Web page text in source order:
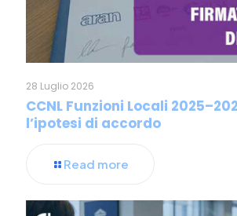
28 Luglio 2026
CCNL Funzioni Locali
l’ipotesi di accordo
Read more